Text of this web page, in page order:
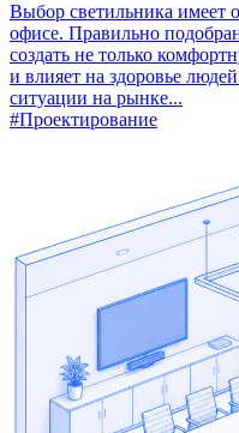
Выбор светильника имеет
офисе. Правильно
создать не только
и влияет на здоровье
ситуации на рынке...
#Проектирование